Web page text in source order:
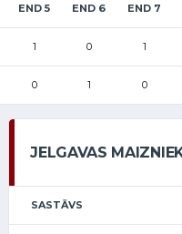
END 5 END 6 END 7
1 0 1
0 1 0
JELGAVAS
SASTĀVS